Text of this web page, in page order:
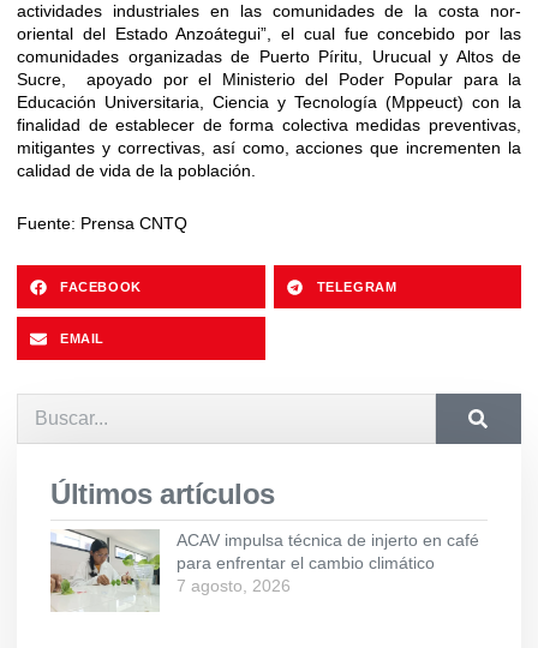
actividades industriales en las comunidades de la costa nor-
oriental del Estado Anzoátegui”, el cual fue concebido por las
comunidades organizadas de Puerto Píritu, Urucual y Altos de
Sucre, apoyado por el Ministerio del Poder Popular para la
Educación Universitaria, Ciencia y Tecnología (Mppeuct) con la
finalidad de establecer de forma colectiva medidas preventivas,
mitigantes y correctivas, así como, acciones que incrementen la
calidad de vida de la población.
Fuente: Prensa CNTQ
FACEBOOK TELEGRAM
EMAIL
Últimos artículos
ACAV impulsa técnica de injerto en café
para enfrentar el cambio climático
7 agosto, 2026